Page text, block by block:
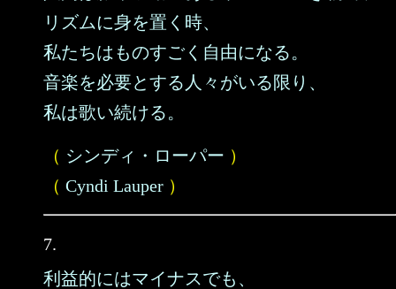
リズムに身を置く時、
私たちはものすごく自由になる。
音楽を必要とする人々がいる限り、
私は歌い続ける。
（ シンディ・ローパー ）
（ Cyndi Lauper ）
7.
利益的にはマイナスでも、